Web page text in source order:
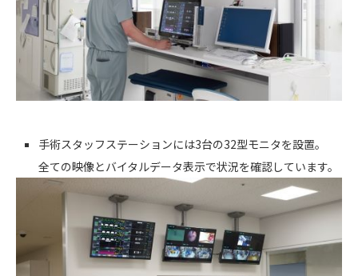
手術スタッフステーションには3台の32型モニタを設置。
全ての映像とバイタルデータ表示で状況を確認しています。